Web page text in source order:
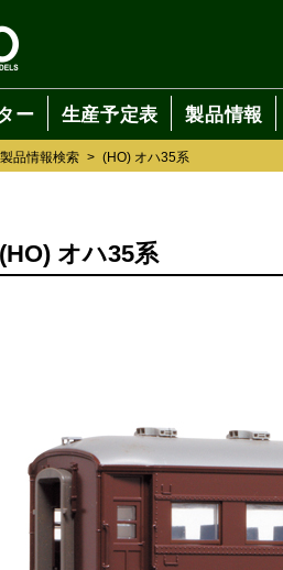
ー 生産予定表 製品情報
製品情報検索 > (HO) オハ35系
(HO) オハ35系